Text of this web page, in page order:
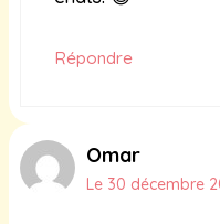
Répondre
Omar
Le 30 décembre